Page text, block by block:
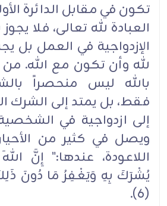
تكون في مقابل الدائرة
العبادة لله تعالى، فلا
الإزدواجية في العمل
لله وأن تكون مع الله.
بالله ليس منحصراً
فقط، بل يمتد إلى الشرك
إلى ازدواجية في
ويصل في كثير من
اللاعودة، عندها:" إِنَّ
يُشْرَكَ بِهِ وَيَغْفِرُ مَا دُونَ
(6).